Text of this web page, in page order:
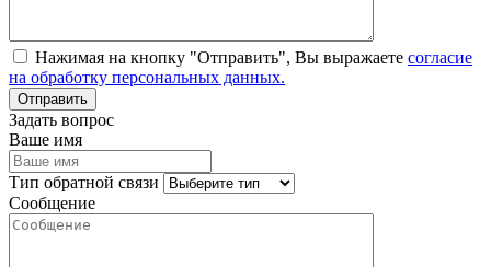
Нажимая на кнопку "Отправить", Вы выражаете согласие
на обработку персональных данных.
Задать вопрос
Ваше имя
Тип обратной связи
Сообщение